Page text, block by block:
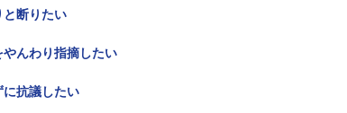
と断りたい
んわり指摘したい
抗議したい